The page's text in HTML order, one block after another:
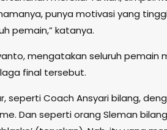
punya motivasi yang
pemain,” katanya.
mengatakan seluruh pemain
final tersebut.
seperti Coach Ansyari bilang,
Dan seperti orang Sleman